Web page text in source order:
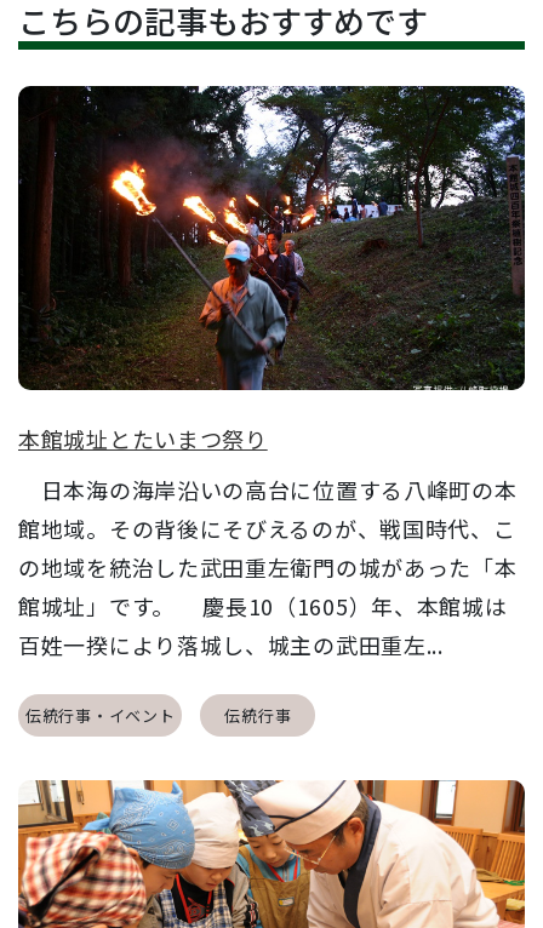
こちらの記事もおすすめです
本館城址とたいまつ祭り
日本海の海岸沿いの高台に位置する八峰町の本
館地域。その背後にそびえるのが、戦国時代、こ
の地域を統治した武田重左衛門の城があった「本
館城址」です。 慶長10（1605）年、本館城は
百姓一揆により落城し、城主の武田重左...
伝統行事・イベント 伝統行事